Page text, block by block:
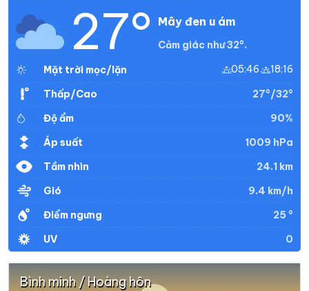
27° Mây đen u ám
Cảm giác như 32°.
Mặt trời mọc/lặn
05:46 18:16
Thấp/Cao
27°/32°
Độ ẩm
90%
Áp suất
1009 hPa
Tầm nhìn
24.1 km
Gió
9.4 km/h
Điểm ngưng
25 °
UV
0
Bình minh / Hoàng hôn